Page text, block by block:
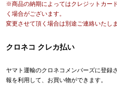
※商品の納期によってはクレジットカー
く場合がございます。
変更させて頂く場合は別途ご連絡いたしま
クロネコ クレカ払い
ヤマト運輸のクロネコメンバーズに登録
報を利用して、お買い物ができます。